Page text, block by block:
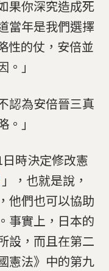
果你深究造成死
當年是我們選擇
性的仗，安倍並
」
認為安倍晉三真
」
時決定修改憲
」，也就是說，
他們也可以協助
事實上，日本的
設，而且在第二
憲法》中的第九